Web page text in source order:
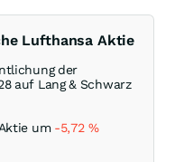
Lufthansa Aktie
der
auf Lang & Schwarz
um -5,72%